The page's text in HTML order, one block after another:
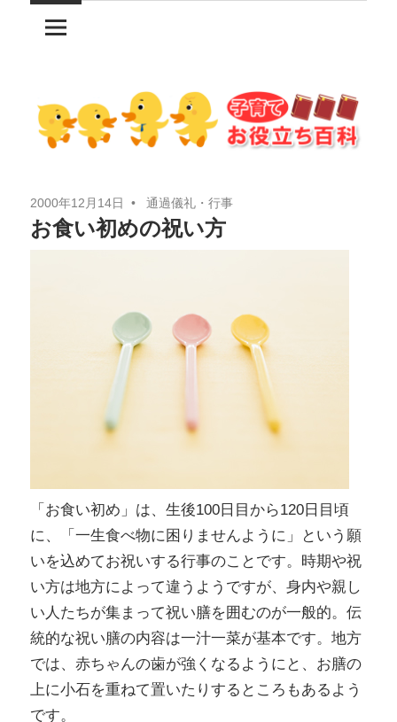
ツ
へ
ッ
プ
2000年12月14日 通過儀礼・行事
お食い初めの祝い方
「お食い初め」は、生後100日目から120日目頃
に、「一生食べ物に困りませんように」という願
いを込めてお祝いする行事のことです。時期や祝
い方は地方によって違うようですが、身内や親し
い人たちが集まって祝い膳を囲むのが一般的。伝
統的な祝い膳の内容は一汁一菜が基本です。地方
では、赤ちゃんの歯が強くなるようにと、お膳の
上に小石を重ねて置いたりするところもあるよう
です。